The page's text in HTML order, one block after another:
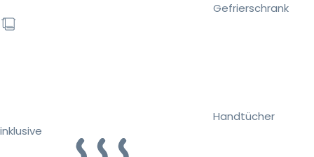
Gefrierschrank
Handtücher
inklusive